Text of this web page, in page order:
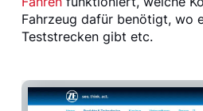
Fahrzeug dafür benötigt, wo
Teststrecken gibt etc.